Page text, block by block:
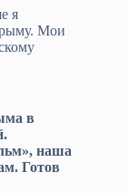
я
Мои
в
наша
Готов